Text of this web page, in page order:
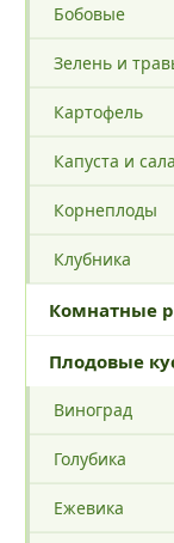
Бобовые
Зелень и
Картофель
Капуста и
Корнеплоды
Клубника
Комнатные
Плодовые
Виноград
Голубика
Ежевика